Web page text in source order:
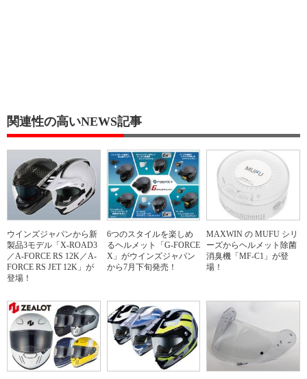
関連性の高いNEWS記事
ウインズジャパンから新
製品3モデル「X-ROAD3
／A-FORCE RS 12K／A-
FORCE RS JET 12K」が
登場！
6つのスタイルを楽しめ
るヘルメット「G-FORCE
X」がウインズジャパン
から7月下旬発売！
MAXWIN の MUFU シリ
ーズからヘルメット除菌
消臭機「MF-C1」が登
場！